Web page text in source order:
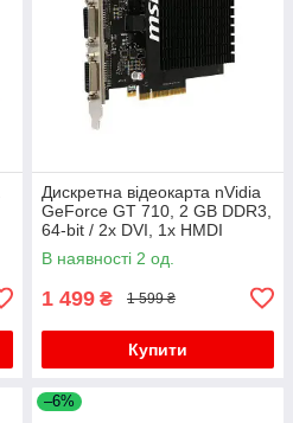
Дискретна відеокарта nVidia
GeForce GT 710, 2 GB DDR3,
64-bit / 2x DVI, 1x HMDI
В наявності 2 од.
1 499 ₴ 1 599 ₴
Купити
–6%